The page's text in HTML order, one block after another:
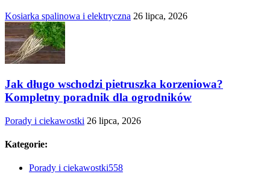
Kosiarka spalinowa i elektryczna 26 lipca, 2026
Jak długo wschodzi pietruszka korzeniowa?
Kompletny poradnik dla ogrodników
Porady i ciekawostki 26 lipca, 2026
Kategorie:
Porady i ciekawostki558